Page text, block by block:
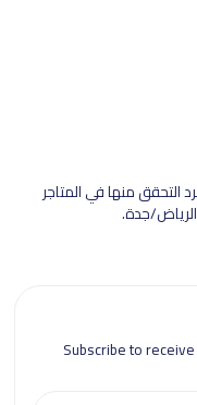
بمجرد التحقق منها في المتاجر
جدة.
Subscribe to